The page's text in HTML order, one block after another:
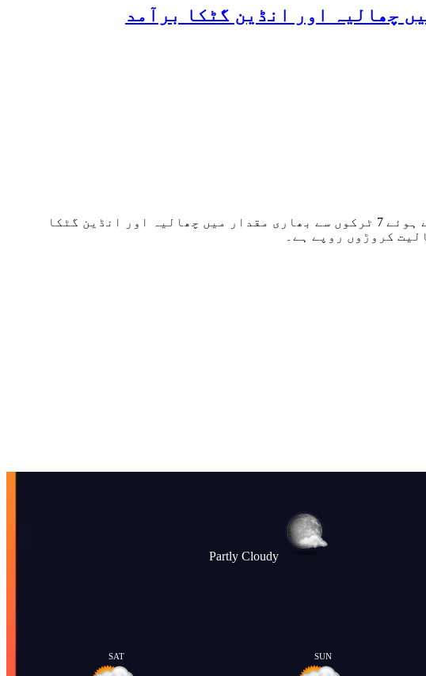
کراچی (رپورٹ: ذیشان حسین) پاکستان کوسٹ گارڈ نے بلوچستان کے علاقے ساکران کے قریب کاروائی کرتے ہوئے 7 ٹرکوں سے بھاری مقدار میں چھالیہ اور انڈین گٹکا
Partly Cloudy
SAT SUN